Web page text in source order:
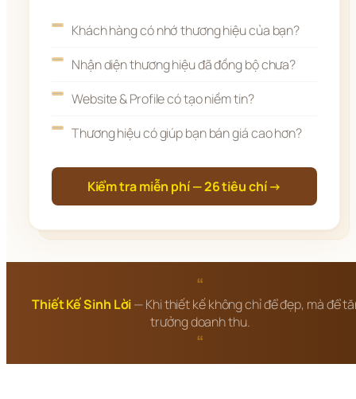
Khách hàng có nhớ thương hiệu của bạn?
Nhận diện thương hiệu đã đồng bộ chưa?
Website & Profile có tạo niềm tin?
Thương hiệu có giúp bạn bán giá cao hơn?
Kiểm tra miễn phí — 26 tiêu chí →
“
Thiết Kế Sinh Lời— Khi thiết kế không chỉ để đẹp, mà để
trưởng doanh thu.
“